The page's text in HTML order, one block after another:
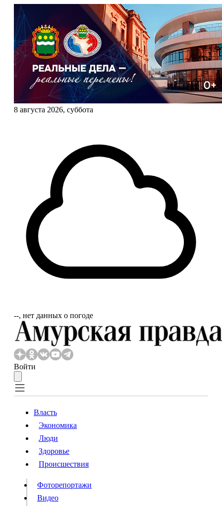
8 августа 2026, суббота
‐‐, нет данных о погоде
Войти
Власть
Происшествия
Видео
Конкурсы
Власть
Экономика
Люди
Здоровье
Происшествия
Фоторепортажи
Видео